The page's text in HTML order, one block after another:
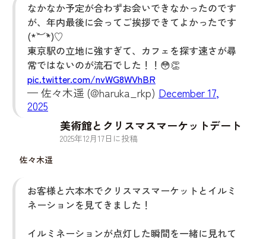
なかなか予定が合わずお会いできなかったのです
が、年内最後に会ってご挨拶できてよかったです
(*´︶`*)♡
東京駅の立地に強すぎて、カフェを探す速さが尋
常ではないのが流石でした！！😳👏
pic.twitter.com/nvWG8WVhBR
— 佐々木遥 (@haruka_rkp) December 17,
2025
佐々木遥
美術館とクリスマスマーケットデート
2025年12月 17日に投稿
お客様と六本木でクリスマスマーケットとイルミ
ネーションを見てきました！
イルミネーションが点灯した瞬間を一緒に見れて